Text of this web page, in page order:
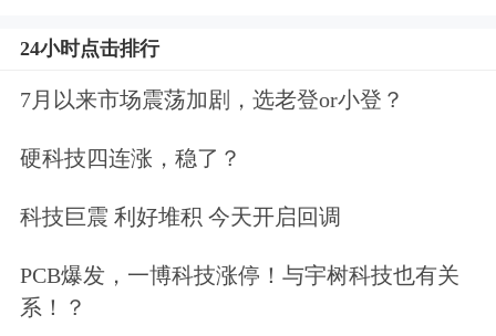
成交量很难有效放大，没有新的增量资
金入场，就构成了场内资金存量的博
弈。存量博弈有什么特点？就是轮动！
中在整车市场上，就会阶段性的把整车
24小时点击排行
7月以来市场震荡加剧，选老登or小登？
硬科技四连涨，稳了？
科技巨震 利好堆积 今天开启回调
PCB爆发，一博科技涨停！与宇树科技也有关
系！？